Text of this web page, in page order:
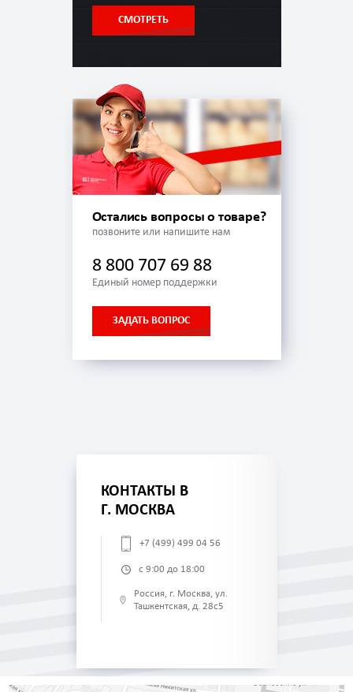
СМОТРЕТЬ
Остались вопросы о товаре?
позвоните или напишите нам
8 800 707 69 88
Единый номер поддержки
ЗАДАТЬ ВОПРОС
КОНТАКТЫ В
Г. МОСКВА
+7 (499) 499 04 56
с 9:00 до 18:00
Россия, г. Москва, ул.
Ташкентская, д. 28с5